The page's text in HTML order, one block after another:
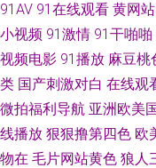
午夜福利 久草成人网 人妖
区 91喷浆白丝 亚洲色情AV
人妻字幕 韩日一级片网络
伊人都市激情 巨乳黑丝美女
91AV 91在线观看 黄网
小视频 91激情 91干啪啪
视频电影 91播放 麻豆桃
类 国产刺激对白 在线观
微拍福利导航 亚洲欧美
线播放 狠狠撸第四色 欧
物在 毛片网站黄色 狼人